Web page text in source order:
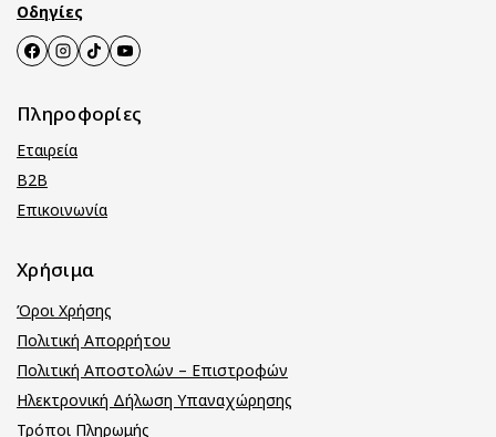
Οδηγίες
Πληροφορίες
Εταιρεία
B2B
Επικοινωνία
Χρήσιμα
Όροι Χρήσης
Πολιτική Απορρήτου
Πολιτική Αποστολών – Επιστροφών
Ηλεκτρονική Δήλωση Υπαναχώρησης
Τρόποι Πληρωμής